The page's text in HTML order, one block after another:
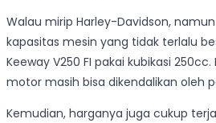
Walau mirip Harley-Davidson,
kapasitas mesin yang tidak terlalu
Keeway V250 FI pakai kubikasi
motor masih bisa dikendalikan oleh
Kemudian, harganya juga cukup